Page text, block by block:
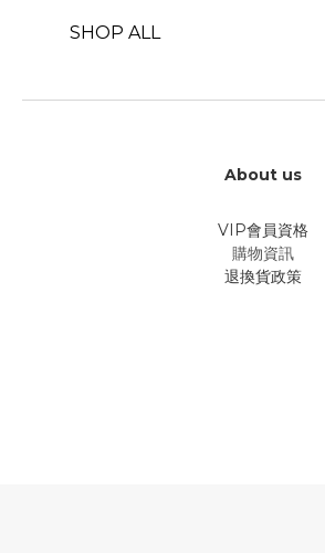
SHOP ALL
About us
VIP會員資格
購物資訊
退換貨政策